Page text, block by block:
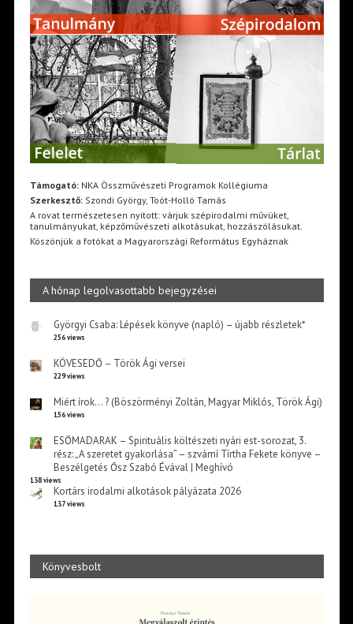
Támogató:NKA Összművészeti Programok Kollégiuma
Szerkesztő:Szondi György, Toót-Holló Tamás
A rovat természetesen nyitott: várjuk szépirodalmi művüket,
tanulmányukat, képzőművészeti alkotásukat, hozzászólásukat.
Köszönjük a fotókat a Magyarországi Református Egyháznak
A hónap legolvasottabb bejegyzései
Györgyi Csaba: Lépések könyve (napló) – újabb részletek*
256 views
KÖVESEDŐ – Török Ági versei
229 views
Miért írok… ? (Böszörményi Zoltán, Magyar Miklós, Török Ági)
156 views
ESŐMADARAK – Spirituális költészeti nyári est-sorozat, 3.
rész: „A szeretet gyakorlása” – szvámí Tírtha Fekete könyve –
Beszélgetés Ősz Szabó Évával | Meghívó
138 views
Kortárs irodalmi alkotások pályázata 2026
137 views
Könyvesbolt